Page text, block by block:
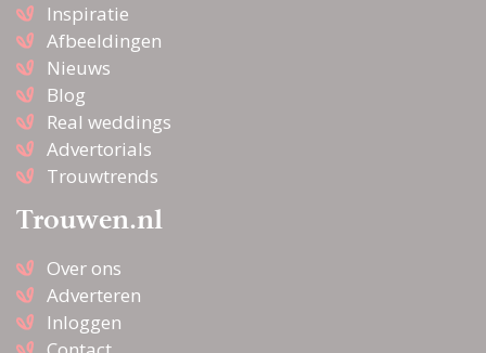
Inspiratie
Afbeeldingen
Nieuws
Blog
Real weddings
Advertorials
Trouwtrends
Trouwen.nl
Over ons
Adverteren
Inloggen